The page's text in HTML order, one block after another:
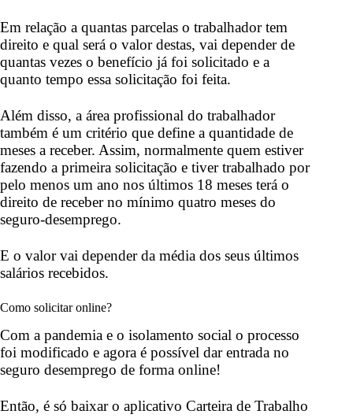
Em relação a quantas parcelas o trabalhador tem
direito e qual será o valor destas, vai depender de
quantas vezes o benefício já foi solicitado e a
quanto tempo essa solicitação foi feita.
Além disso, a área profissional do trabalhador
também é um critério que define a quantidade de
meses a receber. Assim, normalmente quem estiver
fazendo a primeira solicitação e tiver trabalhado por
pelo menos um ano nos últimos 18 meses terá o
direito de receber no mínimo quatro meses do
seguro-desemprego.
E o valor vai depender da média dos seus últimos
salários recebidos.
Como solicitar online?
Com a pandemia e o isolamento social o processo
foi modificado e agora é possível dar entrada no
seguro desemprego de forma online!
Então, é só baixar o aplicativo Carteira de Trabalho